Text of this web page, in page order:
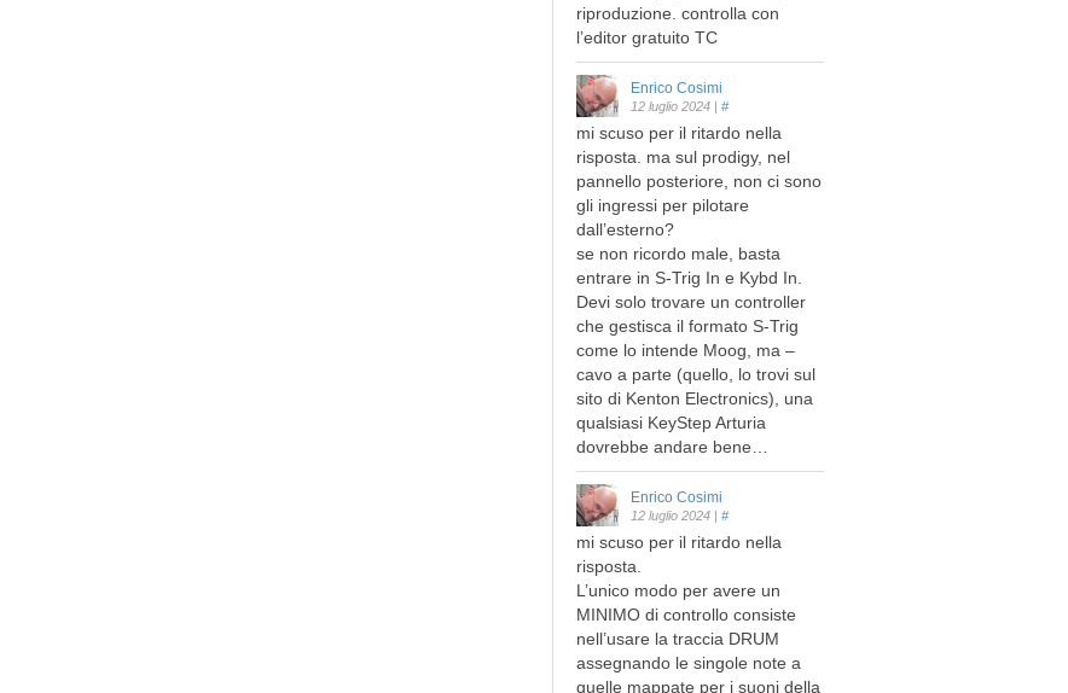
riproduzione. controlla con
l’editor gratuito TC
Enrico Cosimi
12 luglio 2024 | #
mi scuso per il ritardo nella
risposta. ma sul prodigy, nel
pannello posteriore, non ci sono
gli ingressi per pilotare
dall’esterno?
se non ricordo male, basta
entrare in S-Trig In e Kybd In.
Devi solo trovare un controller
che gestisca il formato S-Trig
come lo intende Moog, ma –
cavo a parte (quello, lo trovi sul
sito di Kenton Electronics), una
qualsiasi KeyStep Arturia
dovrebbe andare bene…
Enrico Cosimi
12 luglio 2024 | #
mi scuso per il ritardo nella
risposta.
L’unico modo per avere un
MINIMO di controllo consiste
nell’usare la traccia DRUM
assegnando le singole note a
quelle mappate per i suoni della